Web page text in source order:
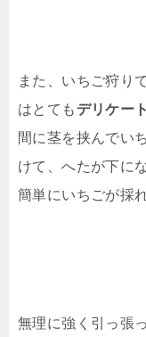
また、いちご狩り
はとても デリケート
間に茎を挟んでい
けて、へたが下に
簡単にいちごが採
無理に強く引っ張